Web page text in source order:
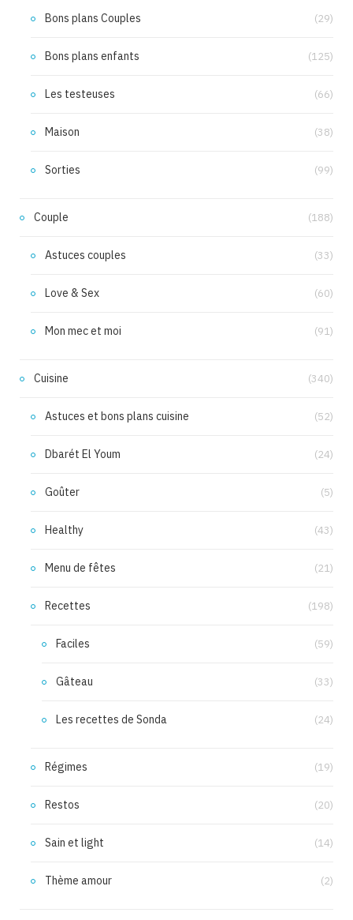
Bons plans Couples (29)
Bons plans enfants (125)
Les testeuses (66)
Maison (38)
Sorties (99)
Couple (188)
Astuces couples (33)
Love & Sex (60)
Mon mec et moi (91)
Cuisine (340)
Astuces et bons plans cuisine (52)
Dbarét El Youm (24)
Goûter (5)
Healthy (43)
Menu de fêtes (21)
Recettes (198)
Faciles (59)
Gâteau (33)
Les recettes de Sonda (24)
Régimes (19)
Restos (20)
Sain et light (14)
Thème amour (2)